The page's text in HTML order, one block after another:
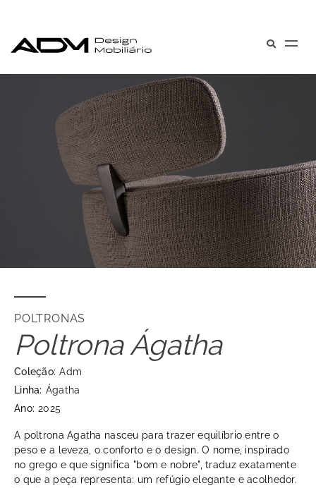
POLTRONAS
Poltrona Ágatha
Coleção: Adm
Linha: Ágatha
Ano: 2025
A poltrona Agatha nasceu para trazer equilíbrio entre o
peso e a leveza, o conforto e o design. O nome, inspirado
no grego e que significa "bom e nobre", traduz exatamente
o que a peça representa: um refúgio elegante e acolhedor.